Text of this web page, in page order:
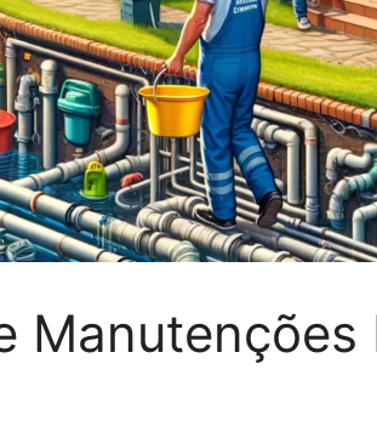
Manutenções